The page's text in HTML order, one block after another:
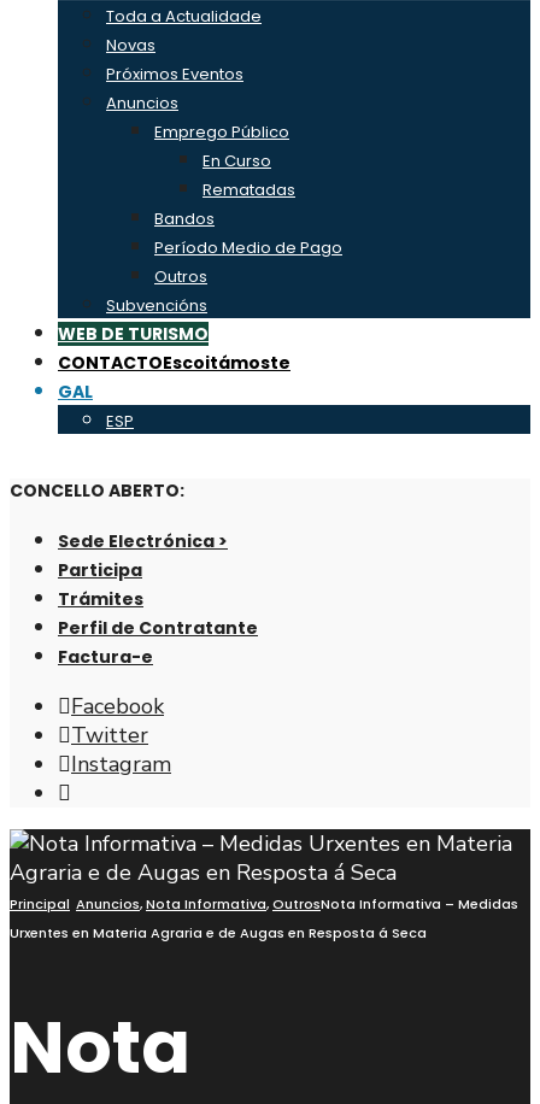
Toda a Actualidade
Novas
Próximos Eventos
Anuncios
Emprego Público
En Curso
Rematadas
Bandos
Período Medio de Pago
Outros
Subvencións
WEB DE TURISMO
CONTACTOEscoitámoste
GAL
ESP
CONCELLO ABERTO:
Sede Electrónica >
Participa
Trámites
Perfil de Contratante
Factura-e
Facebook
Twitter
Instagram
de
busca
Principal Anuncios,Nota Informativa,OutrosNota Informativa – Medidas
Urxentes en Materia Agraria e de Augas en Resposta á Seca
Nota